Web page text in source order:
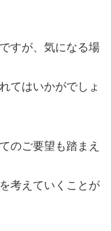
すが、気になる場
てはいかがでしょ
のご要望も踏まえ
考えていくことが